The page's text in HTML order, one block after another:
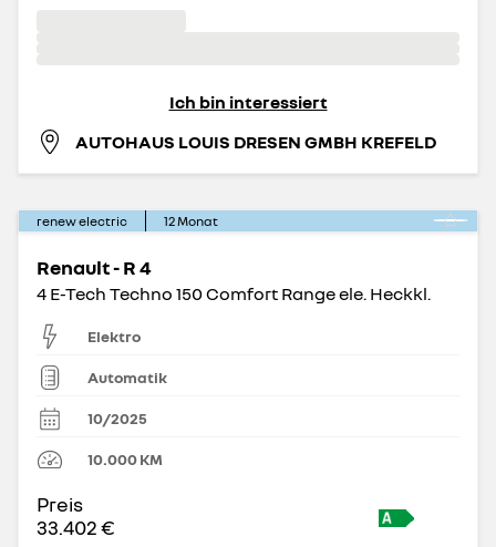
Ich bin interessiert
AUTOHAUS LOUIS DRESEN GMBH KREFELD
renew electric 12Monat
Renault - R 4
4 E-Tech Techno 150 Comfort Range ele. Heckkl.
Elektro
Automatik
10/2025
10.000KM
Preis
33.402 €